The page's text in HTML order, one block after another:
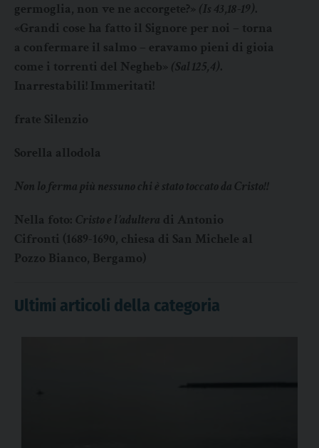
germoglia, non ve ne accorgete?» (Is 43,18-19).
«Grandi cose ha fatto il Signore per noi – torna
a confermare il salmo – eravamo pieni di gioia
come i torrenti del Negheb» (Sal 125,4).
Inarrestabili! Immeritati!
frate Silenzio
Sorella allodola
Non lo ferma più nessuno chi è stato toccato da Cristo!!
Nella foto: Cristo e l’adultera di Antonio
Cifronti (1689-1690, chiesa di San Michele al
Pozzo Bianco, Bergamo)
Ultimi articoli della categoria